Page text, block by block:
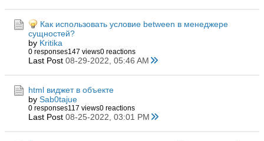
Как использовать условие between в менеджере
сущностей?
by Kritika
0 responses147 views0 reactions
Last Post 08-29-2022, 05:46 AM
html виджет в объекте
by Sab0tajue
0 responses117 views0 reactions
Last Post 08-25-2022, 03:01 PM